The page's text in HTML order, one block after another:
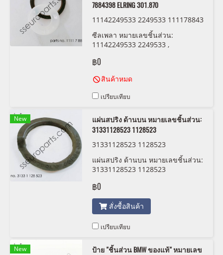
7884398 ELRING 301.870
11142249533 2249533 111178843
98 7884398 ELRING 301.870
ซีลเพลา หมายเลขชิ้นส่วน:
11142249533 2249533 ,
301.870
฿0
สินค้าหมด
เปรียบเทียบ
New
แผ่นสปริง ด้านบน หมายเลขชิ้นส่วน:
31331128523 1128523
31331128523 1128523
แผ่นสปริง ด้านบน หมายเลขชิ้นส่วน:
31331128523 1128523
฿0
สั่งซื้อสินค้า
เปรียบเทียบ
New
ป้าย "ชิ้นส่วน BMW ของแท้" หมายเลข